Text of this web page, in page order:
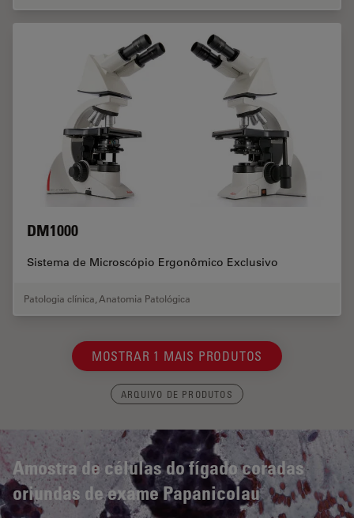
DM1000
Sistema de Microscópio Ergonômico Exclusivo
Patologia clínica,Anatomia Patológica
MOSTRAR 1 MAIS PRODUTOS
ARQUIVO DE PRODUTOS
Amostra de células do fígado coradas
oriundas de exame Papanicolau